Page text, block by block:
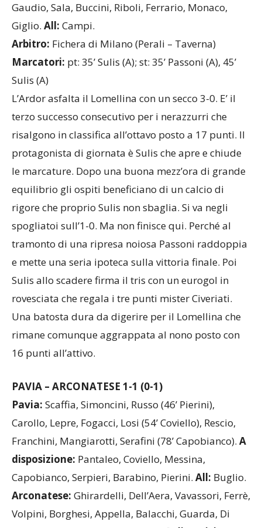
Gaudio, Sala, Buccini, Riboli, Ferrario, Monaco,
Giglio. All: Campi.
Arbitro: Fichera di Milano (Perali – Taverna)
Marcatori: pt: 35’ Sulis (A); st: 35’ Passoni (A), 45’
Sulis (A)
L’Ardor asfalta il Lomellina con un secco 3-0. E’ il
terzo successo consecutivo per i nerazzurri che
risalgono in classifica all’ottavo posto a 17 punti. Il
protagonista di giornata è Sulis che apre e chiude
le marcature. Dopo una buona mezz’ora di grande
equilibrio gli ospiti beneficiano di un calcio di
rigore che proprio Sulis non sbaglia. Si va negli
spogliatoi sull’1-0. Ma non finisce qui. Perché al
tramonto di una ripresa noiosa Passoni raddoppia
e mette una seria ipoteca sulla vittoria finale. Poi
Sulis allo scadere firma il tris con un eurogol in
rovesciata che regala i tre punti mister Civeriati.
Una batosta dura da digerire per il Lomellina che
rimane comunque aggrappata al nono posto con
16 punti all’attivo.
PAVIA – ARCONATESE 1-1 (0-1)
Pavia: Scaffia, Simoncini, Russo (46’ Pierini),
Carollo, Lepre, Fogacci, Losi (54’ Coviello), Rescio,
Franchini, Mangiarotti, Serafini (78’ Capobianco). A
disposizione: Pantaleo, Coviello, Messina,
Capobianco, Serpieri, Barabino, Pierini. All: Buglio.
Arconatese: Ghirardelli, Dell’Aera, Vavassori, Ferrè,
Volpini, Borghesi, Appella, Balacchi, Guarda, Di